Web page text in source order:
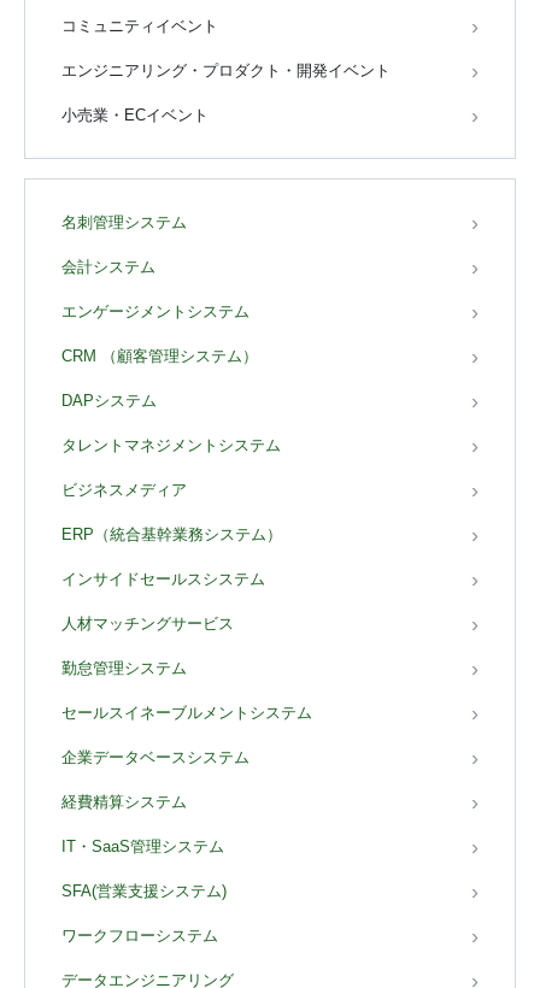
コミュニティイベント
エンジニアリング・プロダクト・開発イベント
小売業・ECイベント
名刺管理システム
会計システム
エンゲージメントシステム
CRM （顧客管理システム）
DAPシステム
タレントマネジメントシステム
ビジネスメディア
ERP（統合基幹業務システム）
インサイドセールスシステム
人材マッチングサービス
勤怠管理システム
セールスイネーブルメントシステム
企業データベースシステム
経費精算システム
IT・SaaS管理システム
SFA(営業支援システム)
ワークフローシステム
データエンジニアリング